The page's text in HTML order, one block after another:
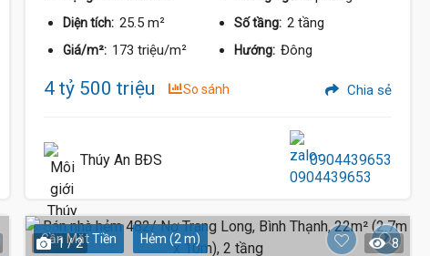
Diện tích: 25.5 m² Số tầng: 2 tầng
Giá/m²: 173 triệu/m² Hướng: Đông
4 tỷ 500 triệu So sánh Chia sẻ
Thúy An BĐS 0904439653
Gần Mặt Tiền Hẻm (2 m)
1 / 2 8